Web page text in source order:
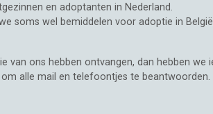
en adoptanten in Nederland.
soms wel bemiddelen voor adoptie in
van ons hebben ontvangen, dan hebben
alle mail en telefoontjes te beantwoorden.